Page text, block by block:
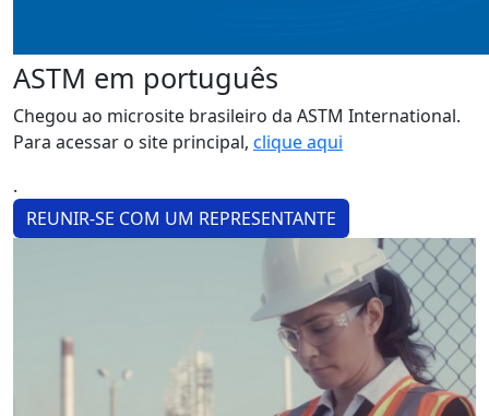
ASTM em português
Chegou ao microsite brasileiro da ASTM International.
Para acessar o site principal, clique aqui
.
REUNIR-SE COM UM REPRESENTANTE